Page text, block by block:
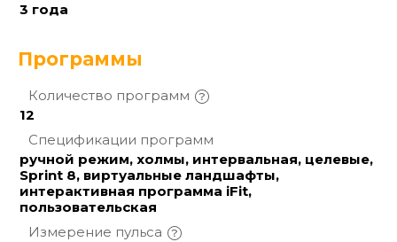
3 года
Программы
Количество программ
12
Спецификации программ
ручной режим, холмы, интервальная, целевые,
Sprint 8, виртуальные ландшафты,
интерактивная программа iFit,
пользовательская
Измерение пульса